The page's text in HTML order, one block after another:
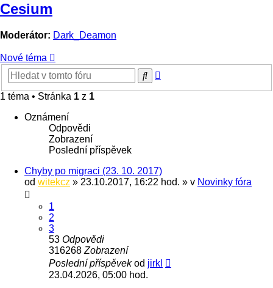
Cesium
Moderátor: Dark_Deamon
Nové téma
Hledat
1 téma • Stránka 1 z 1
Oznámení
Odpovědi
Zobrazení
Poslední příspěvek
Chyby po migraci (23. 10. 2017)
od witekcz » 23.10.2017, 16:22 hod. » v Novinky fóra
1
2
3
53 Odpovědi
316268 Zobrazení
Poslední příspěvekod jirkl
23.04.2026, 05:00 hod.